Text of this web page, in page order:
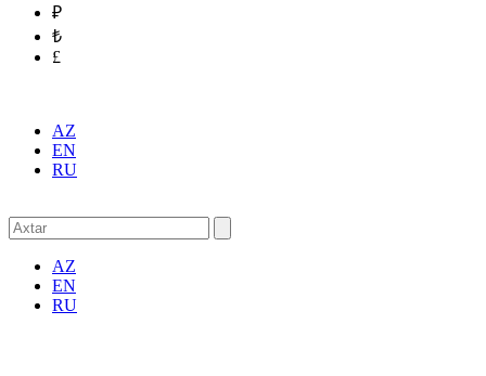
₽
₺
£
AZ
EN
RU
AZ
EN
RU